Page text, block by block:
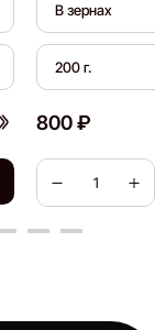
В зернах
200 г.
800 ₽